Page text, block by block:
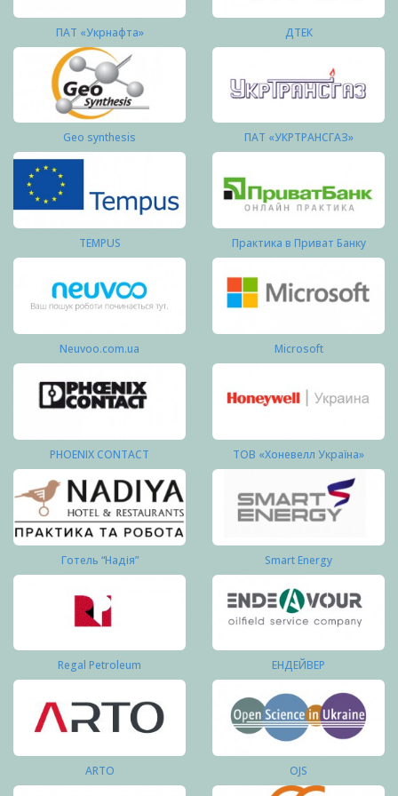
ПАТ «Укрнафта» ДТЕК
Geo synthesis ПАТ «УКРТРАНСГАЗ»
TEMPUS Практика в Приват Банку
Neuvoo.com.ua Microsoft
PHOENIX CONTACT ТОВ «Хоневелл Україна»
Готель “Надія” Smart Energy
Regal Petroleum ЕНДЕЙВЕР
ARTO OJS